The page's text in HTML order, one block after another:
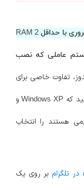
سروری با حداقل RAM 2
عاملی که نصب
تفاوت خاصی برای
که Windows XP و
هستند را انتخاب
در تلگرامبر روی یک